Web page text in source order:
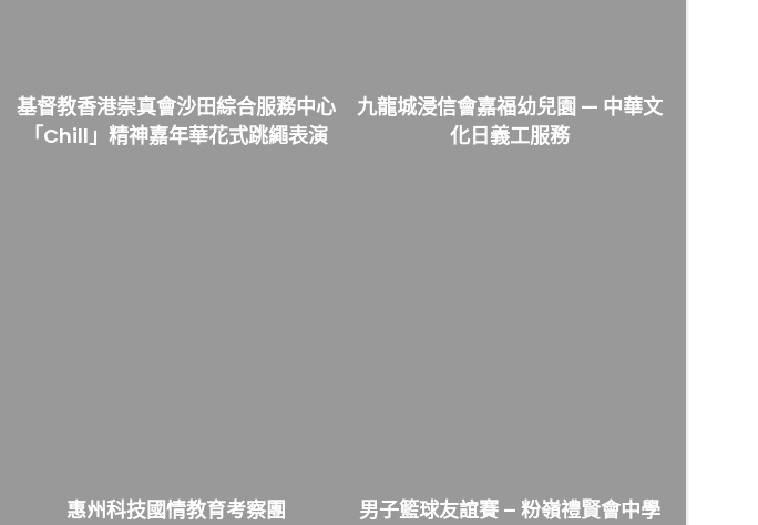
基督教香港崇真會沙田綜合服務中心
「Chill」精神嘉年華花式跳繩表演
九龍城浸信會嘉福幼兒園 — 中華文
化日義工服務
惠州科技國情教育考察團 男子籃球友誼賽 – 粉嶺禮賢會中學